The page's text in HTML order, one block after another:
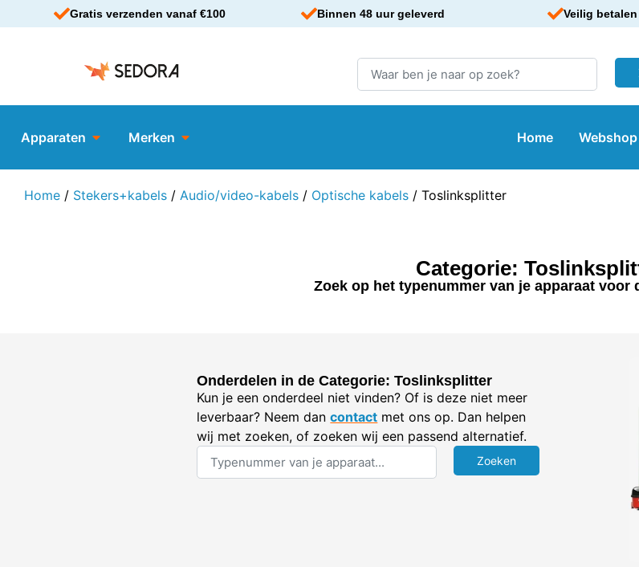
Gratis verzenden vanaf €100 Binnen 48 uur geleverd Veilig
Apparaten Merken Home Webshop
Home / Stekers+kabels / Audio/video-kabels / Optische kabels / Toslinksplitter
Categorie:
Zoek op het typenummer van je apparaat voor
Onderdelen in de Categorie: Toslinksplitter
Kun je een onderdeel niet vinden? Of is deze niet meer
leverbaar? Neem dancontact met ons op. Dan helpen
wij met zoeken, of zoeken wij een passend alternatief.